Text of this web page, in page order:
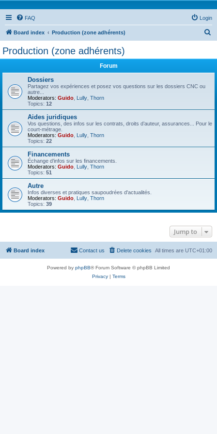
FAQ Login
Board index Production (zone adhérents)
Production (zone adhérents)
Forum
Dossiers
Partagez vos expériences et posez vos questions sur les dossiers CNC ou
autre...
Moderators: Guido Lully Thorn
Topics: 12
Aides juridiques
Vos questions, des infos sur les contrats, droits d’auteur, assurances... Pour le
court-métrage.
Moderators: Guido Lully Thorn
Topics: 22
Financements
Échange d’infos sur les financements.
Moderators: Guido Lully Thorn
Topics: 51
Autre
Infos diverses et pratiques saupoudrées d'actualités.
Moderators: Guido Lully Thorn
Topics: 39
Jump to
Board index All times are UTC+01:00
Delete cookies
Contact us
Powered by phpBB® Forum Software © phpBB Limited
Privacy| Terms